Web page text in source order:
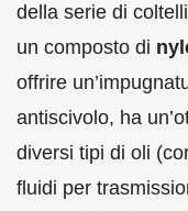
della serie di
un composto di
offrire
antiscivolo, ha
diversi tipi di oli
fluidi per